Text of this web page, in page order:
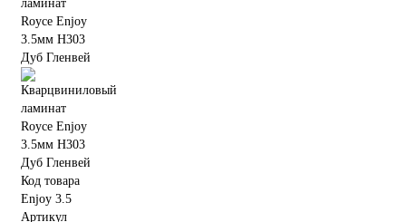
Код товара
Enjoy 3.5
Артикул